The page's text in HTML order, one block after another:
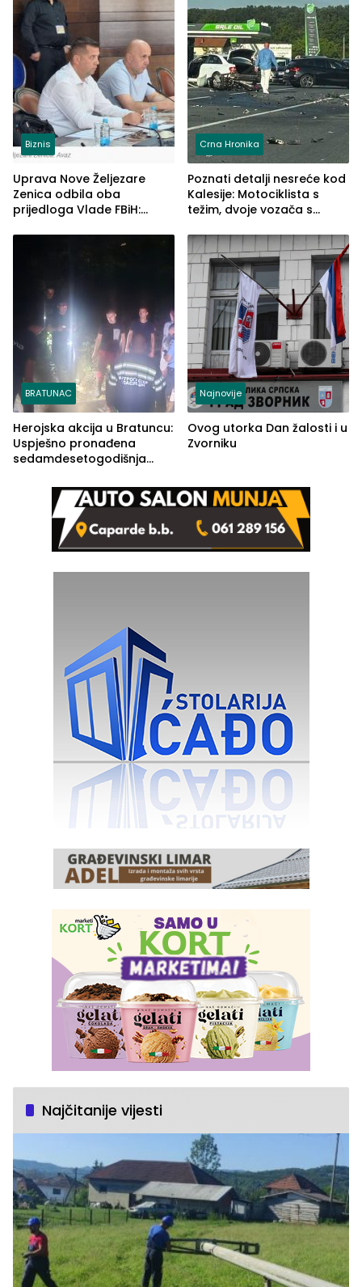
Biznis
Uprava Nove Željezare
Zenica odbila oba
prijedloga Vlade FBiH:
rješenje
Crna Hronika
Poznati detalji nesreće kod
Kalesije: Motociklista s
težim, dvoje vozača s
BRATUNAC
Herojska akcija u Bratuncu:
Uspješno pronađena
sedamdesetogodišnja
Kravice.
Najnovije
Ovog utorka Dan žalosti i u
Zvorniku
Najčitanije vijesti